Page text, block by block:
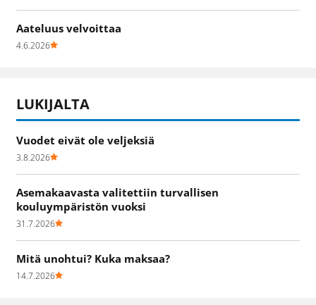
Aateluus velvoittaa
4.6.2026
LUKIJALTA
Vuodet eivät ole veljeksiä
3.8.2026
Asemakaavasta valitettiin turvallisen
kouluympäristön vuoksi
31.7.2026
Mitä unohtui? Kuka maksaa?
14.7.2026